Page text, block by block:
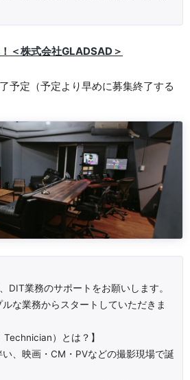
＜株式会社GLADSAD＞
予定（予定より早めに募集終了する
DIT業務のサポートをお願いします。
な業務からスタートしていただきま
）とは？】
、映画・CM・PVなどの撮影現場で誕